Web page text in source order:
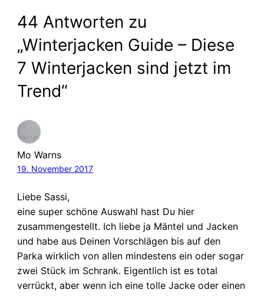
44 Antworten zu
„Winterjacken Guide – Diese
7 Winterjacken sind jetzt im
Trend“
Mo Warns
19. November 2017
Liebe Sassi,
eine super schöne Auswahl hast Du hier
zusammengestellt. Ich liebe ja Mäntel und Jacken
und habe aus Deinen Vorschlägen bis auf den
Parka wirklich von allen mindestens ein oder sogar
zwei Stück im Schrank. Eigentlich ist es total
verrückt, aber wenn ich eine tolle Jacke oder einen